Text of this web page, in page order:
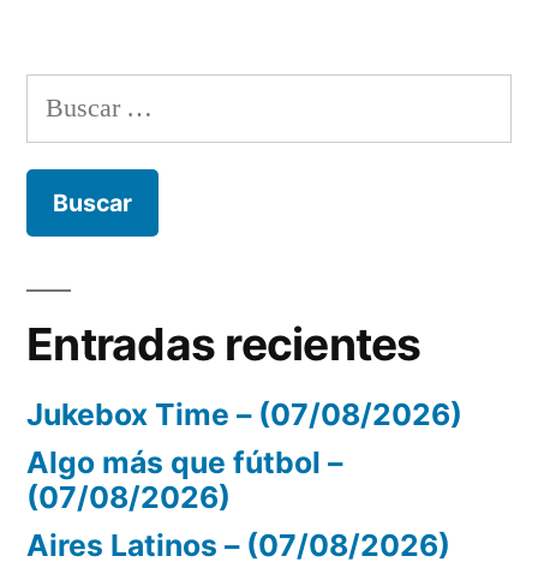
Buscar:
Entradas recientes
Jukebox Time – (07/08/2026)
Algo más que fútbol –
(07/08/2026)
Aires Latinos – (07/08/2026)